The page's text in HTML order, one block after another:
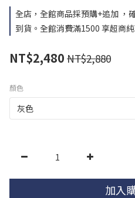
全店，全館商品採預購+追加 ，
到貨。全館消費滿1500 享超商
NT$2,480 NT$2,880
顏色
加入